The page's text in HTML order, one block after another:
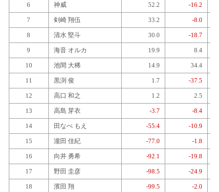
6 神威 52.2 -16.2
7 剣崎 翔伍 33.2 -8.0
8 清水 堅斗 30.0 -18.7
9 海音 オルカ 19.9 8.4
10 池間 大稀 14.9 34.4
11 黒渕 俊 1.7 -37.5
12 高口 和之 1.2 2.5
13 高島 芽衣 -3.7 -8.4
14 田なべ もえ -55.4 -10.9
15 瀧田 佳紀 -77.0 -1.8
16 向井 勇希 -92.1 -19.8
17 野田 圭彦 -98.5 -24.9
18 濱田 翔 -99.5 -2.0